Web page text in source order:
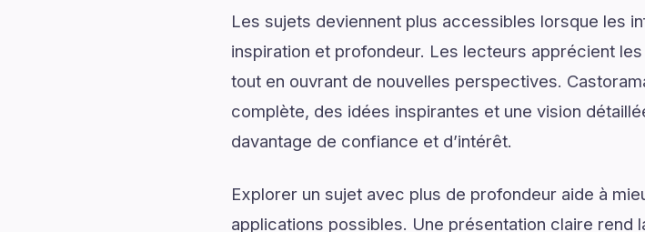
Les sujets deviennent plus accessibles lorsque les
inspiration et profondeur. Les lecteurs apprécient
tout en ouvrant de nouvelles perspectives.
complète, des idées inspirantes et une vision
davantage de confiance et d’intérêt.
Explorer un sujet avec plus de profondeur aide à
applications possibles. Une présentation claire rend